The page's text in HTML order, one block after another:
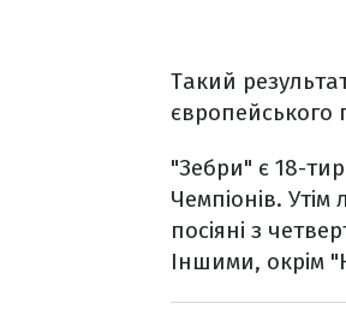
Такий
європейського
"Зебри" є 18-
Чемпіонів.
посіяні з
Іншими, окрім